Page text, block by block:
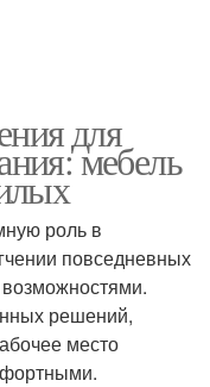
для
мебель
роль в
повседневных
решений,
место